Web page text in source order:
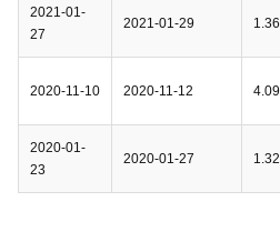
2021-01-
27
2021-01-29 1.36
2020-11-10 2020-11-12 4.09
2020-01-
23
2020-01-27 1.32